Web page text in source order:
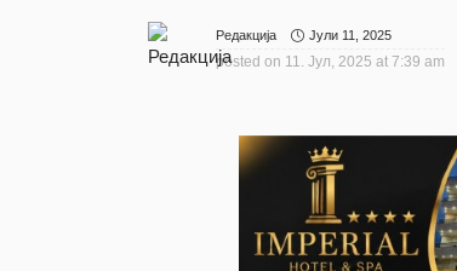
Редакција Јули 11, 2025
posted on 11. Јул, 2025 at 7:39 am